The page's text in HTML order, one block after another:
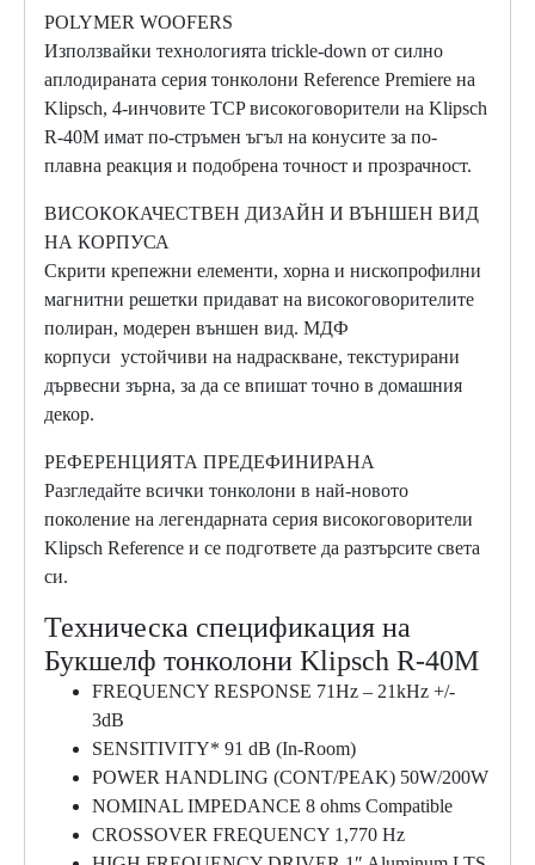
POLYMER WOOFERS
Използвайки технологията trickle-down от силно
аплодираната серия тонколони Reference Premiere на
Klipsch, 4-инчовите TCP високоговорители на Klipsch
R-40M имат по-стръмен ъгъл на конусите за по-
плавна реакция и подобрена точност и прозрачност.
ВИСОКОКАЧЕСТВЕН ДИЗАЙН И ВЪНШЕН ВИД
НА КОРПУСА
Скрити крепежни елементи, хорна и нископрофилни
магнитни решетки придават на високоговорителите
полиран, модерен външен вид. МДФ
корпуси устойчиви на надраскване, текстурирани
дървесни зърна, за да се впишат точно в домашния
декор.
РЕФЕРЕНЦИЯТА ПРЕДЕФИНИРАНА
Разгледайте всички тонколони в най-новото
поколение на легендарната серия високоговорители
Klipsch Reference и се подгответе да разтърсите света
си.
Техническа спецификация на
Букшелф тонколони Klipsch R-40M
FREQUENCY RESPONSE 71Hz – 21kHz +/-
3dB
SENSITIVITY* 91 dB (In-Room)
POWER HANDLING (CONT/PEAK) 50W/200W
NOMINAL IMPEDANCE 8 ohms Compatible
CROSSOVER FREQUENCY 1,770 Hz